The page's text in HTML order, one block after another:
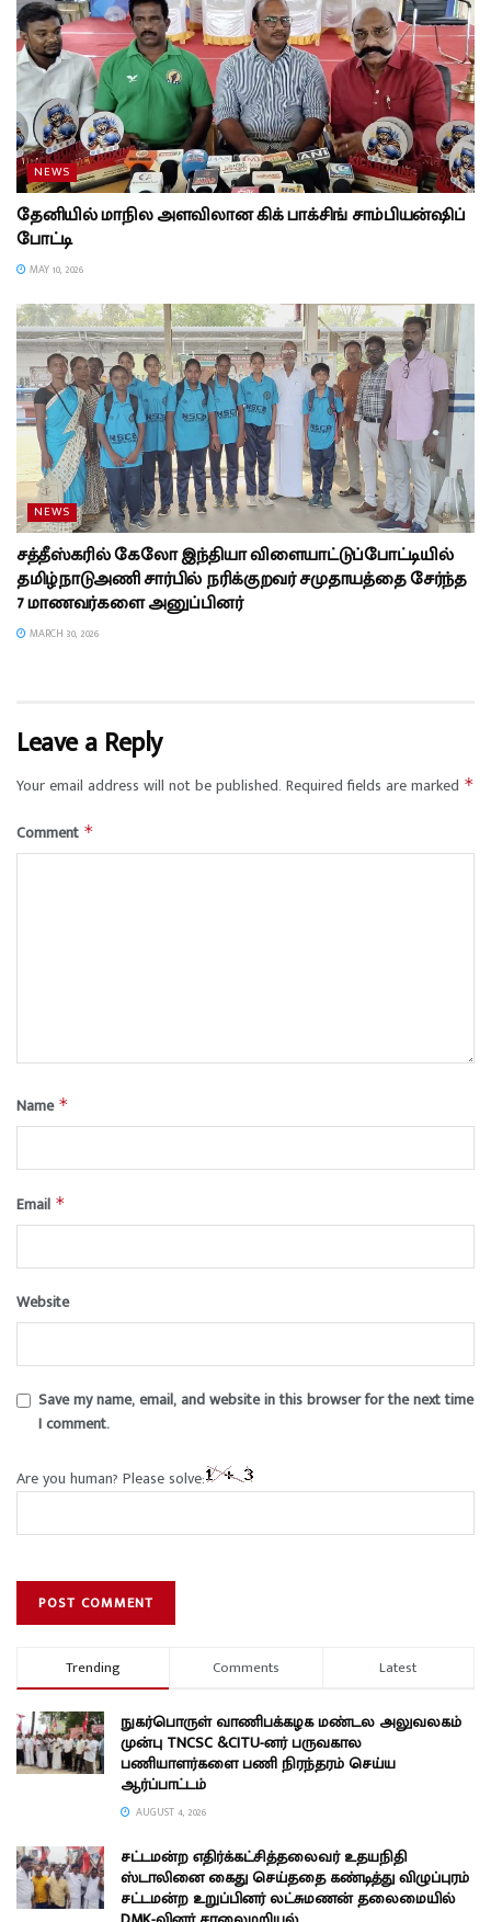
NEWS
தேனியில் மாநில அளவிலான கிக் பாக்சிங் சாம்பியன்ஷிப்
போட்டி
MAY 10, 2026
NEWS
சத்தீஸ்கரில் கேலோ இந்தியா விளையாட்டுப்போட்டியில்
தமிழ்நாடுஅணி சார்பில் நரிக்குறவர் சமுதாயத்தை சேர்ந்த
7 மாணவர்களை அனுப்பினர்
MARCH 30, 2026
Leave a Reply
Your email address will not be published. Required fields are marked *
Comment *
Name *
Email *
Website
Save my name, email, and website in this browser for the next time
I comment.
Are you human? Please solve:
Trending Comments Latest
நுகர்பொருள் வாணிபக்கழக மண்டல அலுவலகம்
முன்பு TNCSC &CITU-னர் பருவகால
பணியாளர்களை பணி நிரந்தரம் செய்ய
ஆர்ப்பாட்டம்
AUGUST 4, 2026
சட்டமன்ற எதிர்க்கட்சித்தலைவர் உதயநிதி
ஸ்டாலினை கைது செய்ததை கண்டித்து விழுப்புரம்
சட்டமன்ற உறுப்பினர் லட்சுமணன் தலைமையில்